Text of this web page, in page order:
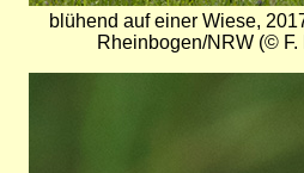
blühend auf einer Wiese,
Rheinbogen/NRW (© F.